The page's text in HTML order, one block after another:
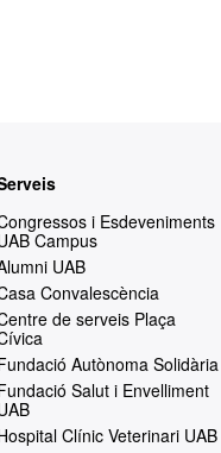
i Esdeveniments
Campus
UAB
Convalescència
de serveis Plaça
Autònoma Solidària
Salut i Envelliment
Clínic Veterinari UAB